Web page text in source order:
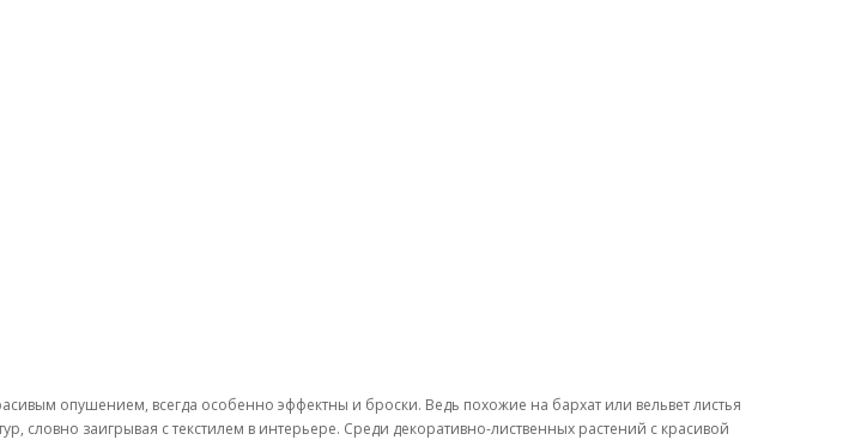
опушением, всегда особенно эффектны и броски. Ведь похожие на бархат или вельвет листья
словно заигрывая с текстилем в интерьере. Среди декоративно-лиственных растений с красивой